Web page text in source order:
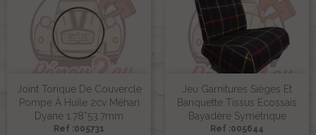
Joint Torique De Couvercle
Pompe À Huile 2cv Méhari
Dyane 1.78*53.7mm
Ref :005731
Jeu Garnitures Sièges Et
Banquette Tissus Ecossais
Bayadère Symétrique
Ref :005644